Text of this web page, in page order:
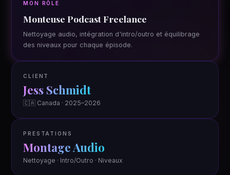
MON RÔLE
Monteuse Podcast Freelance
Nettoyage audio, intégration d'intro/outro et équilibrage
des niveaux pour chaque épisode.
CLIENT
Jess Schmidt
🇨🇦 Canada · 2025–2026
PRESTATIONS
Montage Audio
Nettoyage · Intro/Outro · Niveaux